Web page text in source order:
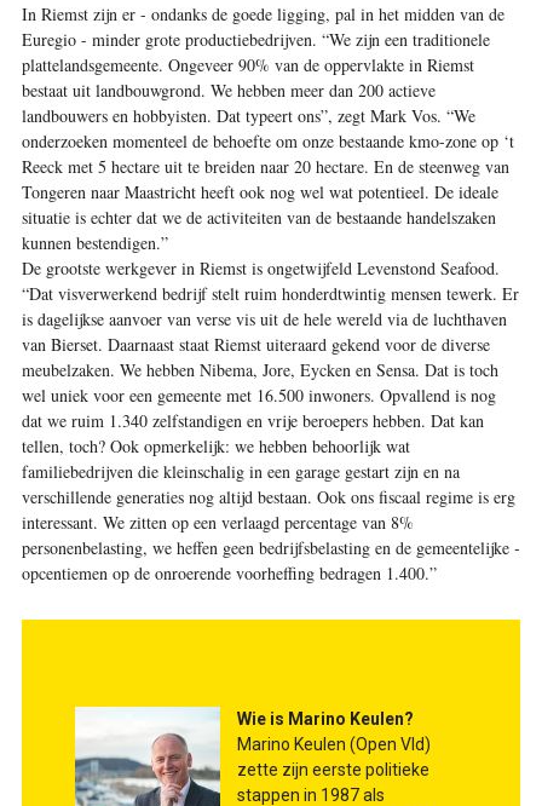
In Riemst zijn er - ondanks de goede ligging, pal in het midden van de
Euregio - minder grote productiebedrijven. “We zijn een traditionele
plattelandsgemeente. Ongeveer 90% van de oppervlakte in Riemst
bestaat uit landbouwgrond. We hebben meer dan 200 actieve
landbouwers en hobbyisten. Dat typeert ons”, zegt Mark Vos. “We
onderzoeken momenteel de behoefte om onze bestaande kmo-zone op ‘t
Reeck met 5 ­he­c­­tare uit te breiden naar 20 hectare. En de steenweg van
Tongeren naar Maastricht heeft ook nog wel wat potentieel. De ideale
situatie is echter dat we de activiteiten van de bestaande handelszaken
kunnen bestendigen.”
De grootste werkgever in Riemst is ongetwijfeld Levenstond Seafood.
“Dat visverwerkend bedrijf stelt ruim honderdtwintig mensen tewerk. Er
is dagelijkse aanvoer van verse vis uit de hele wereld via de luchthaven
van Bierset. Daarnaast staat Riemst uiteraard gekend voor de diverse
meubel­zaken. We hebben Nibema, Jore, Eycken en Sensa. Dat is toch
wel uniek voor een gemeente met 16.500 inwoners. Opvallend is nog
dat we ruim 1.340 zelfstandigen en vrije beroepers hebben. Dat kan
tellen, toch? Ook opmerkelijk: we hebben behoorlijk wat
familiebedrijven die kleinschalig in een garage gestart zijn en na
verschillende generaties nog altijd bestaan. Ook ons fiscaal regime is erg
interessant. We zitten op een verlaagd percentage van 8%
personenbelasting, we ­heffen geen bedrijfsbelasting en de gemeentelijke ­
opcentiemen op de onroerende ­voorheffing bedragen 1.400.”
Wie is Marino Keulen?
Marino Keulen (Open Vld)
zette zijn eerste politieke
stappen in 1987 als